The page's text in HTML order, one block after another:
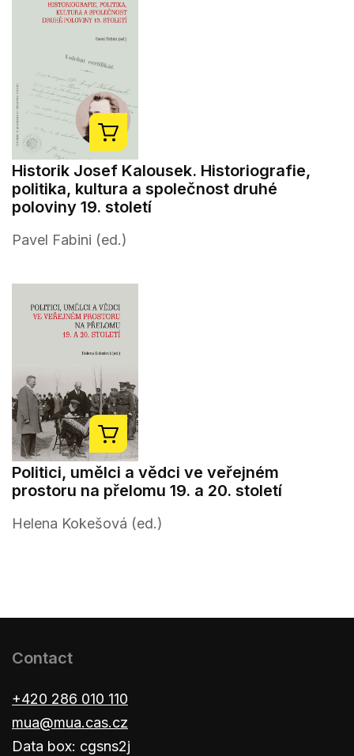
Historik Josef Kalousek. Historiografie,
politika, kultura a společnost druhé
poloviny 19. století
Pavel Fabini (ed.)
Politici, umělci a vědci ve veřejném
prostoru na přelomu 19. a 20. století
Helena Kokešová (ed.)
Contact
+420 286 010 110
mua@mua.cas.cz
Data box: cgsns2j